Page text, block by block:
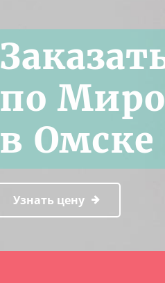
по
в Омске
Узнать цену